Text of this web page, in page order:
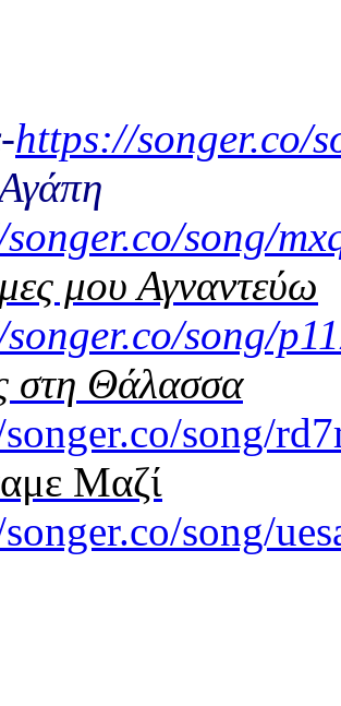
https://songer.co/
song/
μου Αγναντεύω
song/
στη Θάλασσα
song/
Μαζί
song/